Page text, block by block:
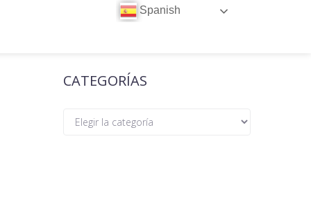
CATEGORÍAS
Spanish